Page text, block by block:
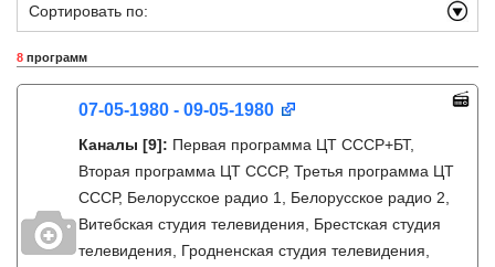
Сортировать по:
8 программ
07-05-1980 - 09-05-1980
Каналы [9]: Первая программа ЦТ СССР+БТ,
Вторая программа ЦТ СССР, Третья программа ЦТ
СССР, Белорусское радио 1, Белорусское радио 2,
Витебская студия телевидения, Брестская студия
телевидения, Гродненская студия телевидения,